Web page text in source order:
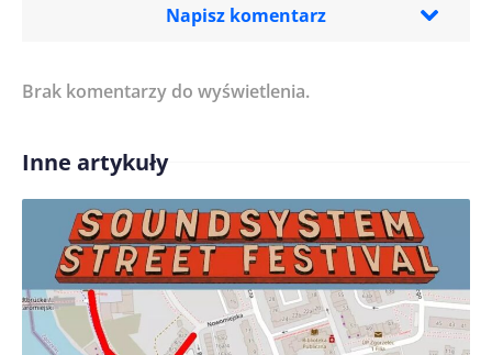
Napisz komentarz
Treść komentarza*
Imię/ Nick*
Brak komentarzy do wyświetlenia.
Inne artykuły